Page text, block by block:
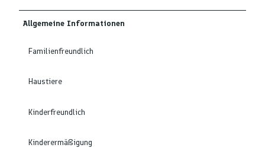
Allgemeine Informationen
Familienfreundlich
Haustiere
Kinderfreundlich
Kinderermäßigung